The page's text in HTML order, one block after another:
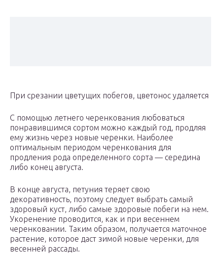
При срезании цветущих побегов, цветонос удаляется
С помощью летнего черенкования любоваться
понравившимся сортом можно каждый год, продляя
ему жизнь через новые черенки. Наиболее
оптимальным периодом черенкования для
продления рода определенного сорта — середина
либо конец августа.
В конце августа, петуния теряет свою
декоративность, поэтому следует выбрать самый
здоровый куст, либо самые здоровые побеги на нем.
Укоренение проводится, как и при весеннем
черенковании. Таким образом, получается маточное
растение, которое даст зимой новые черенки, для
весенней рассады.